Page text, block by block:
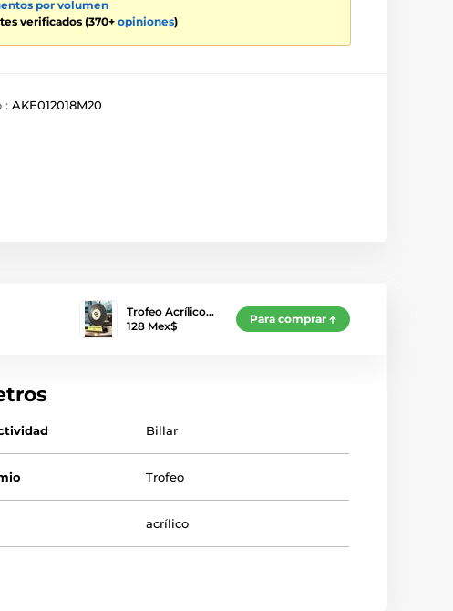
por volumen
verificados (370+ opiniones)
: AKE012018M20
Trofeo Acrílico…
128 Mex$
Para comprar
Billar
Trofeo
acrílico